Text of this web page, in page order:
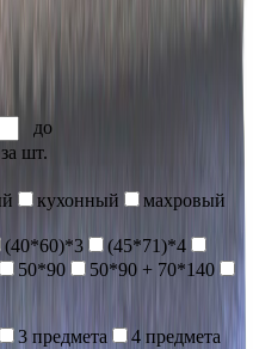
до
за шт.
кухонный
махровый
(40*60)*3
(45*71)*4
50*90
50*90 + 70*140
3 предмета
4 предмета